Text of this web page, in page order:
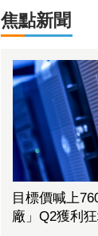
焦點新聞
目標價喊上
廠」Q2獲利